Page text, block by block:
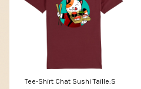
Tee-Shirt Chat Sushi Taille:S